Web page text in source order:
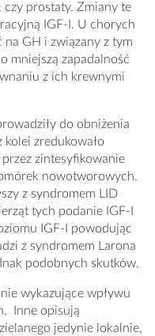
prostaty. Zmiany te
IGF-I. U chorych
GH i związany z tym
mniejszą zapadalność
z ich krewnymi
do obniżenia
zredukowało
zintesyfikowanie
nowotworowych.
z syndromem LID
tych podanie IGF-I
IGF-I powodując
z syndromem Larona
podobnych skutków.
wykazujące wpływu
Inne opisują
jedynie lokalnie,